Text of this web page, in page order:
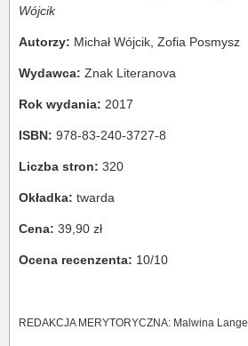
Wójcik
Autorzy: Michał Wójcik, Zofia Posmysz
Wydawca: Znak Literanova
Rok wydania: 2017
ISBN: 978-83-240-3727-8
Liczba stron: 320
Okładka: twarda
Cena: 39,90 zł
Ocena recenzenta: 10/10
REDAKCJA MERYTORYCZNA: Malwina Lange